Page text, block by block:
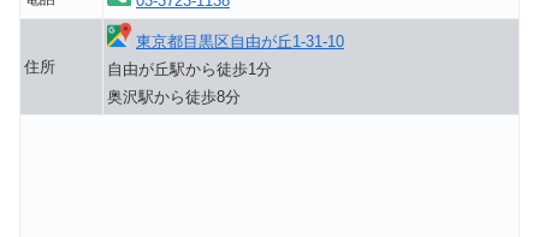
住所
東京都目黒区自由が丘1-31-10
自由が丘駅から徒歩1分
奥沢駅から徒歩8分